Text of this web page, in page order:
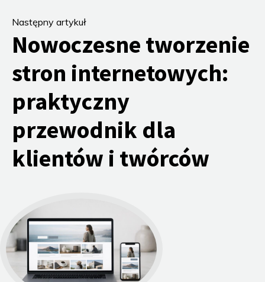
Następny artykuł
Nowoczesne tworzenie
stron internetowych:
praktyczny
przewodnik dla
klientów i twórców